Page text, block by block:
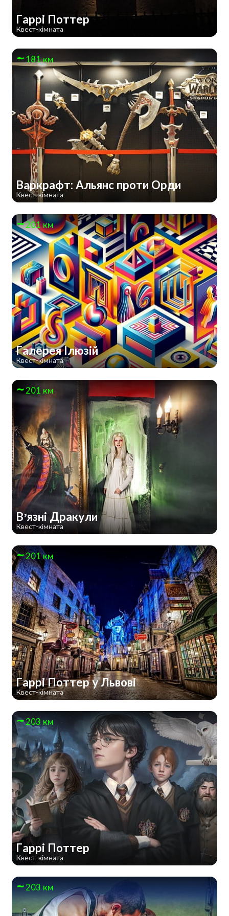
Гаррі Поттер
Квест-кімната
181 км
Варкрафт: Альянс проти Орди
Квест-кімната
201 км
Галерея Ілюзій
Квест-кімната
201 км
В’язні Дракули
Квест-кімната
201 км
Гаррі Поттер у Львові
Квест-кімната
203 км
Гаррі Поттер
Квест-кімната
203 км